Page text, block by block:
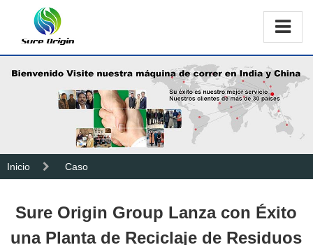
Inicio Caso
Sure Origin Group Lanza con Éxito
una Planta de Reciclaje de Residuos